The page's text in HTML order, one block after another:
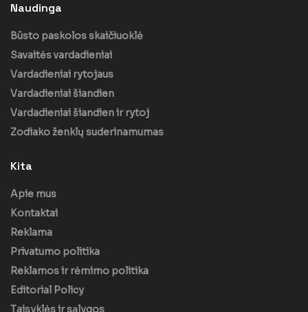
Naudinga
Būsto paskolos skaičiuoklė
Savaitės vardadieniai
Vardadieniai rytojaus
Vardadieniai šiandien
Vardadieniai šiandien ir rytoj
Zodiako ženklų suderinamumas
Kita
Apie mus
Kontaktai
Reklama
Privatumo politika
Reklamos ir rėmimo politika
Editorial Policy